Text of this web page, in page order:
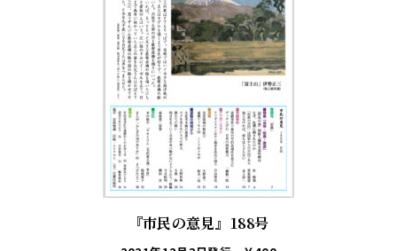
『市民の意見』188号